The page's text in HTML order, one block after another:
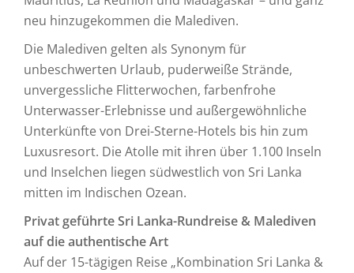
neu hinzugekommen die Malediven.
Die Malediven gelten als Synonym für
unbeschwerten Urlaub, puderweiße Strände,
unvergessliche Flitterwochen, farbenfrohe
Unterwasser-Erlebnisse und außergewöhnliche
Unterkünfte von Drei-Sterne-Hotels bis hin zum
Luxusresort. Die Atolle mit ihren über 1.100 Inseln
und Inselchen liegen südwestlich von Sri Lanka
mitten im Indischen Ozean.
Privat geführte Sri Lanka-Rundreise & Malediven
auf die authentische Art
Auf der 15-tägigen Reise „Kombination Sri Lanka &